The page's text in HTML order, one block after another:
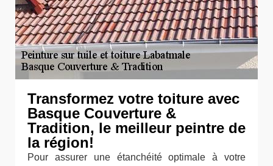
Transformez votre toiture avec
Basque Couverture &
Tradition, le meilleur peintre de
la région!
Pour assurer une étanchéité optimale à votre